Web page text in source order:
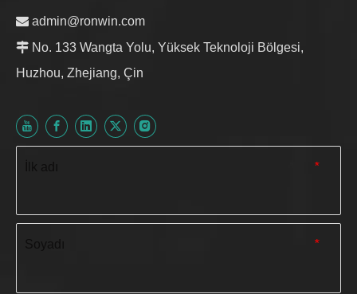
 admin@ronwin.com
 No. 133 Wangta Yolu, Yüksek Teknoloji Bölgesi,
Huzhou, Zhejiang, Çin
*
*